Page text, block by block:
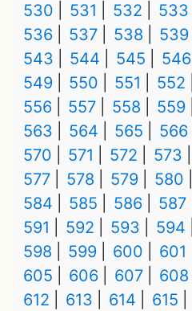
530
531 532 533
536
537 538 539
543
544 545 546
549
550 551 552
556
557 558 559
563
564 565 566
570
571 572 573
577
578 579 580
584
585 586 587
591
592 593 594
598
599 600 601
605
606 607 608
612
613 614 615